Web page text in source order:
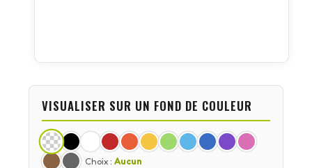
VISUALISER SUR UN FOND DE COULEUR
Choix : Aucun